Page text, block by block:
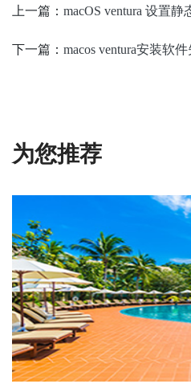
上一篇： macOS ventura 设置静
下一篇： macos ventura安装软
为您推荐